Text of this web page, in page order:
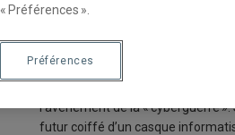
Contre toute attente, la guerre en
militairement dans le conflit.
l’avènement de la « cyberguerre
futur coiffé d’un casque
« Préférences ».
Préférences